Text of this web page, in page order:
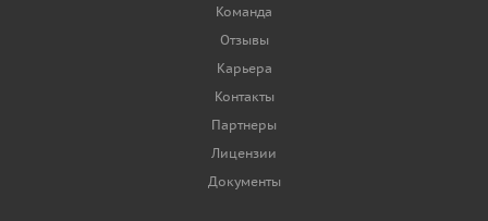
Команда
Отзывы
Карьера
Контакты
Партнеры
Лицензии
Документы